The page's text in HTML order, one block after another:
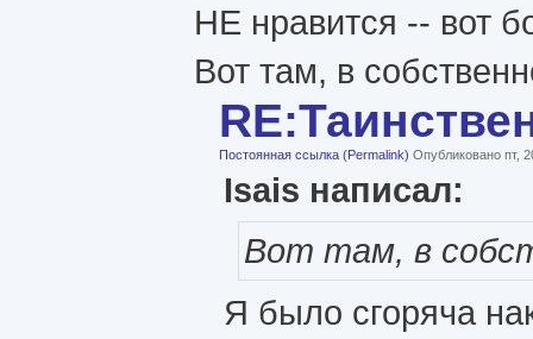
НЕ нравится -- вот
Вот там, в
Постоянная ссылка (Permalink) Опубликовано пт,
Isais написал:
Вот там, в
Я было сгоряча